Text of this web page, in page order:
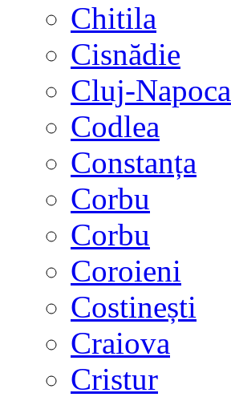
Chitila
Cisnădie
Cluj-Napoca
Codlea
Constanța
Corbu
Corbu
Coroieni
Costinești
Craiova
Cristur